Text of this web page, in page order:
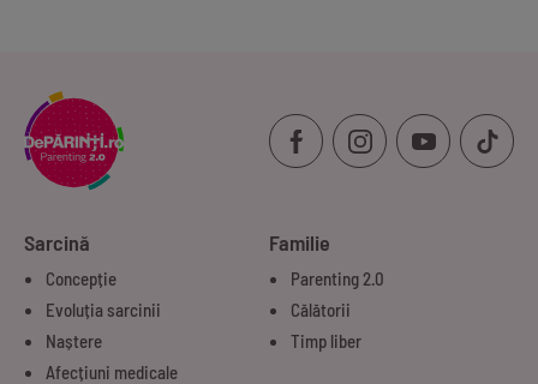
Sarcină
Concepție
Evoluția sarcinii
Naștere
Afecțiuni medicale
Familie
Parenting 2.0
Călătorii
Timp liber